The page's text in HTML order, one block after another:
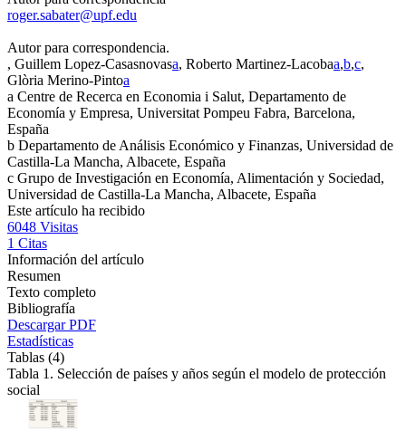
roger.sabater@upf.edu
Autor para correspondencia.
, Guillem Lopez-Casasnovasa, Roberto Martinez-Lacobaa,b,c,
Glòria Merino-Pintoa
a Centre de Recerca en Economia i Salut, Departamento de
Economía y Empresa, Universitat Pompeu Fabra, Barcelona,
España
b Departamento de Análisis Económico y Finanzas, Universidad de
Castilla-La Mancha, Albacete, España
c Grupo de Investigación en Economía, Alimentación y Sociedad,
Universidad de Castilla-La Mancha, Albacete, España
Este artículo ha recibido
6048 Visitas
1 Citas
Información del artículo
Resumen
Texto completo
Bibliografía
Descargar PDF
Estadísticas
Tablas (4)
Tabla 1. Selección de países y años según el modelo de protección
social